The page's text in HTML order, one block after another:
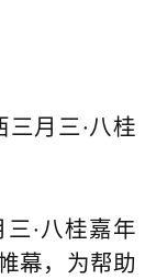
月三·八桂
·八桂嘉年
幕，为帮助